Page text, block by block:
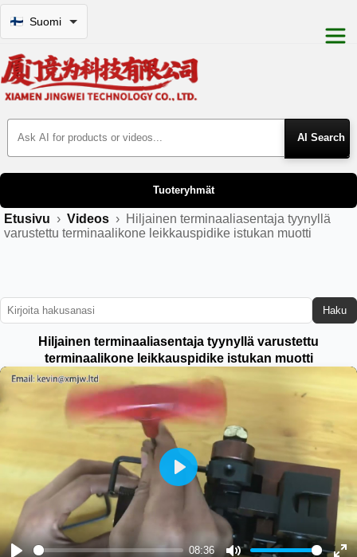
Suomi
Search Products
Tuoteryhmät
Etusivu › Videos › Hiljainen terminaaliasentaja tyynyllä
varustettu terminaalikone leikkauspidike istukan muotti
Haku
Hiljainen terminaaliasentaja tyynyllä varustettu
terminaalikone leikkauspidike istukan muotti
08:36
Play